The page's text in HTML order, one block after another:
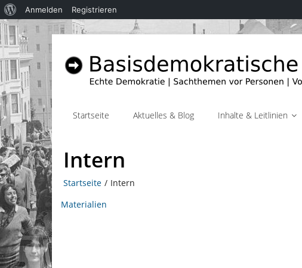
Startseite Aktuelles & Blog Inhalte & Leitlinien
Intern
Startseite / Intern
Materialien
Über
WordPress
Anmelden Registrieren